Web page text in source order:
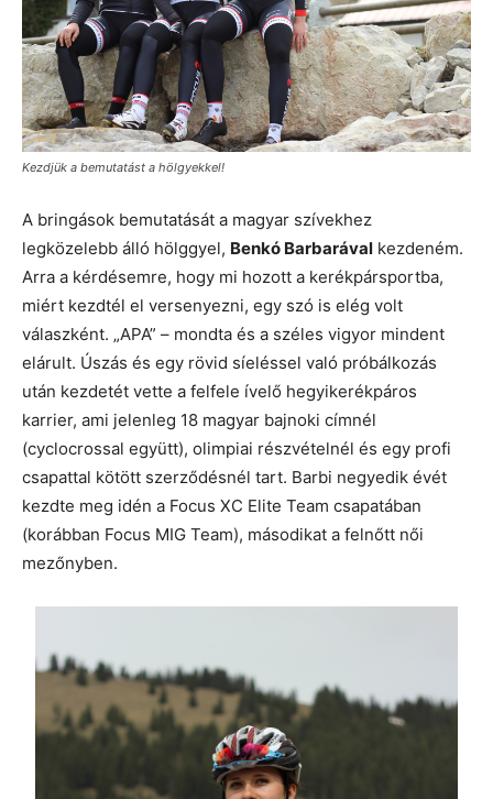
Kezdjük a bemutatást a hölgyekkel!
A bringások bemutatását a magyar szívekhez
legközelebb álló hölggyel, Benkó Barbarával kezdeném.
Arra a kérdésemre, hogy mi hozott a kerékpársportba,
miért kezdtél el versenyezni, egy szó is elég volt
válaszként. „APA” – mondta és a széles vigyor mindent
elárult. Úszás és egy rövid síeléssel való próbálkozás
után kezdetét vette a felfele ívelő hegyikerékpáros
karrier, ami jelenleg 18 magyar bajnoki címnél
(cyclocrossal együtt), olimpiai részvételnél és egy profi
csapattal kötött szerződésnél tart. Barbi negyedik évét
kezdte meg idén a Focus XC Elite Team csapatában
(korábban Focus MIG Team), másodikat a felnőtt női
mezőnyben.